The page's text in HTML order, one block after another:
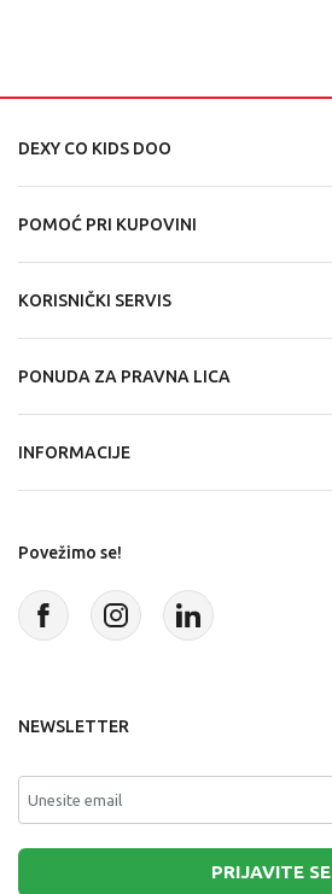
DEXY CO KIDS DOO
POMOĆ PRI KUPOVINI
KORISNIČKI SERVIS
PONUDA ZA PRAVNA LICA
INFORMACIJE
Povežimo se!
NEWSLETTER
PRIJAVITE SE